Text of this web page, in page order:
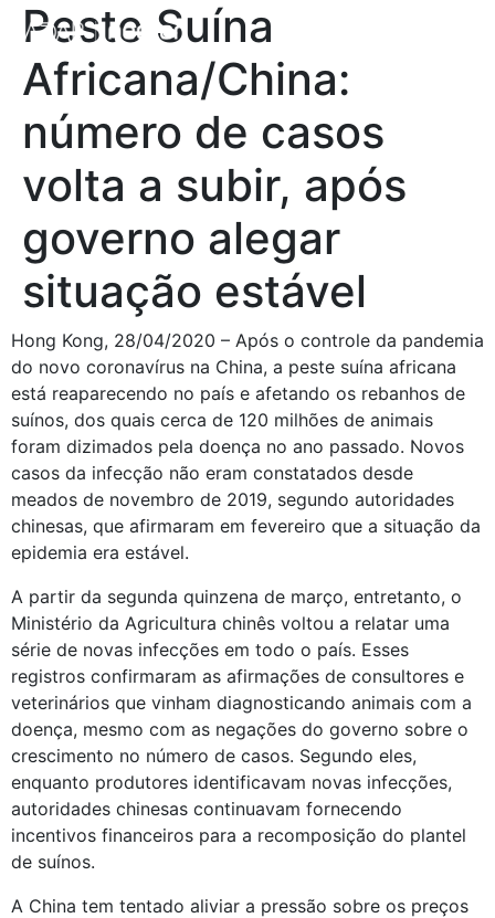
Peste Suína
Africana/China:
número de casos
volta a subir, após
governo alegar
situação estável
Hong Kong, 28/04/2020 – Após o controle da pandemia
do novo coronavírus na China, a peste suína africana
está reaparecendo no país e afetando os rebanhos de
suínos, dos quais cerca de 120 milhões de animais
foram dizimados pela doença no ano passado. Novos
casos da infecção não eram constatados desde
meados de novembro de 2019, segundo autoridades
chinesas, que afirmaram em fevereiro que a situação da
epidemia era estável.
A partir da segunda quinzena de março, entretanto, o
Ministério da Agricultura chinês voltou a relatar uma
série de novas infecções em todo o país. Esses
registros confirmaram as afirmações de consultores e
veterinários que vinham diagnosticando animais com a
doença, mesmo com as negações do governo sobre o
crescimento no número de casos. Segundo eles,
enquanto produtores identificavam novas infecções,
autoridades chinesas continuavam fornecendo
incentivos financeiros para a recomposição do plantel
de suínos.
A China tem tentado aliviar a pressão sobre os preços